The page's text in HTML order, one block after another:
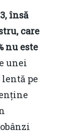
însă
care
nu este
unei
pe